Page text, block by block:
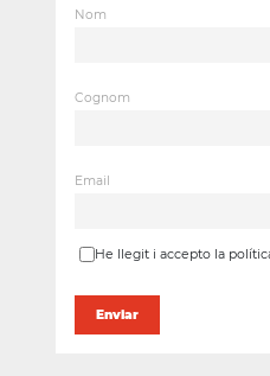
Nom
Cognom
Email
He llegit i accepto la